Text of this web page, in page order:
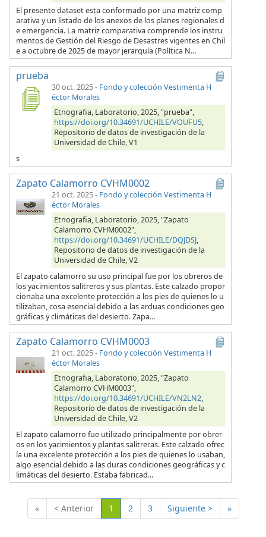
El presente dataset esta conformado por una matriz comp
arativa y un listado de los anexos de los planes regionales d
e emergencia. La matriz comparativa comprende los instru
mentos de Gestión del Riesgo de Desastres vigentes en Chil
e a octubre de 2025 de mayor jerarquía (Política N...
prueba
30 oct. 2025- Fondo y colección Vestimenta H
éctor Morales
Etnografia, Laboratorio, 2025, "prueba",
https://doi.org/10.34691/UCHILE/VOUFU5,
Repositorio de datos de investigación de la
Universidad de Chile, V1
s
Zapato Calamorro CVHM0002
21 oct. 2025- Fondo y colección Vestimenta H
éctor Morales
Etnografia, Laboratorio, 2025, "Zapato
Calamorro CVHM0002",
https://doi.org/10.34691/UCHILE/DQJDSJ,
Repositorio de datos de investigación de la
Universidad de Chile, V2
El zapato calamorro su uso principal fue por los obreros de
los yacimientos salitreros y sus plantas. Este calzado propor
cionaba una excelente protección a los pies de quienes lo u
tilizaban, cosa esencial debido a las arduas condiciones geo
gráficas y climáticas del desierto. Zapa...
Zapato Calamorro CVHM0003
21 oct. 2025- Fondo y colección Vestimenta H
éctor Morales
Etnografia, Laboratorio, 2025, "Zapato
Calamorro CVHM0003",
https://doi.org/10.34691/UCHILE/VN2LN2,
Repositorio de datos de investigación de la
Universidad de Chile, V2
El zapato calamorro fue utilizado principalmente por obrer
os en los yacimientos y plantas salitreras. Este calzado ofrec
ía una excelente protección a los pies de quienes lo usaban,
algo esencial debido a las duras condiciones geográficas y c
limáticas del desierto. Estaba fabricad...
« < Anterior 1 (Actual)
2 3 Siguiente > »